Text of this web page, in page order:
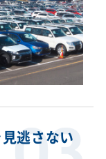
逃さない